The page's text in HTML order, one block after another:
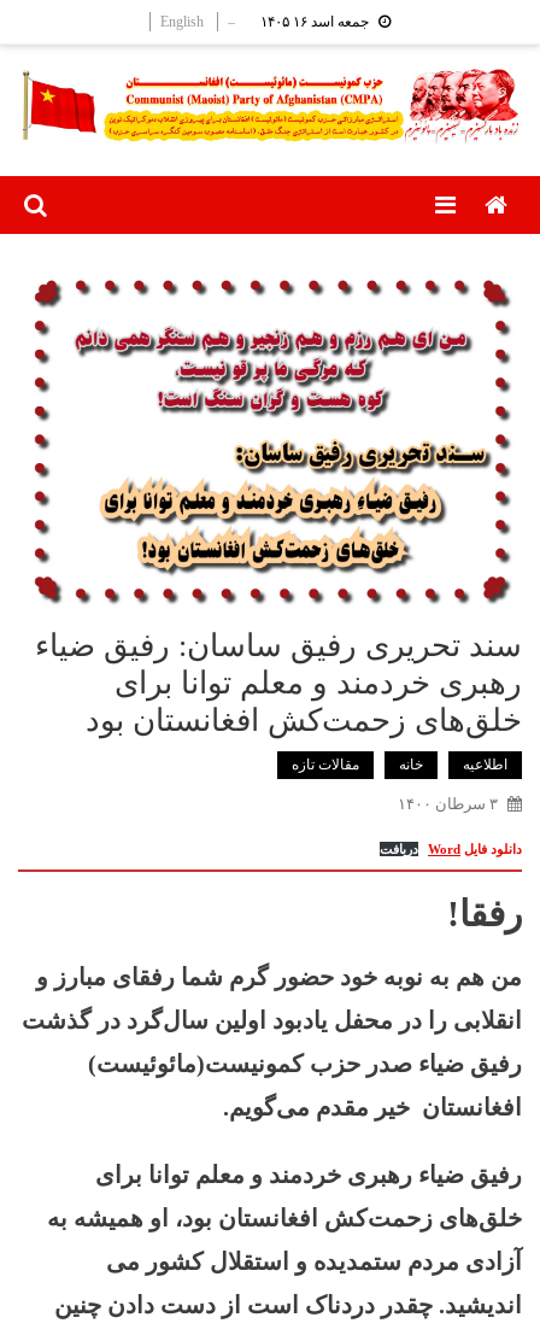
to
content
جمعه اسد ۱۶ ۱۴۰۵ –
English
Menu
سند تحریری رفیق ساسان: رفیق ضیاء
رهبری خردمند و معلم توانا برای
خلق‌های زحمت‌کش افغانستان بود
اطلاعیه خانه ﻣﻘﺎﻻﺕ ﺗﺎﺯﻩ
۳ سرطان ۱۴۰۰
دانلود فایل Word دریافت
رفقا!
من هم به نوبه خود حضور گرم شما رفقای مبارز و
انقلابی را در محفل یادبود اولین سال‌گرد در گذشت
رفیق ضیاء صدر حزب کمونیست(مائوئیست)
افغانستان خیر مقدم می‌گویم.
رفیق ضیاء رهبری خردمند و معلم توانا برای
خلق‌های زحمت‌کش افغانستان بود، او همیشه به
آزادی مردم ستمدیده و استقلال کشور می
اندیشید. چقدر دردناک است از دست دادن چنین